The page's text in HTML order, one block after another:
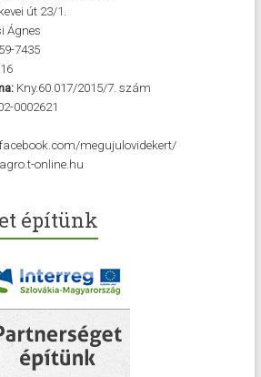
út 23/1.
Ágnes
7435
Kny.60.017/2015/7. szám
0002621
megujulovidekert/
online.hu
építünk